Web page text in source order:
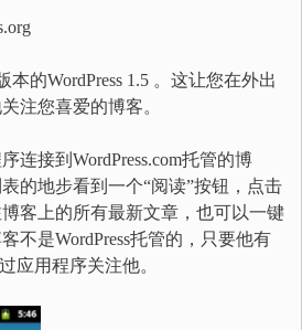
的WordPress 1.5 。这让您在外出
注您喜爱的博客。
连接到WordPress.com托管的博
的地步看到一个“阅读”按钮，点击
客上的所有最新文章，也可以一键
不是WordPress托管的，只要他有
应用程序关注他。